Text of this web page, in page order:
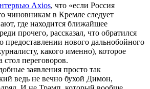
Axios, что «если Россия
чиновникам в Кремле следует
где находится ближайшее
прочего, рассказал, что обратился
предоставлении нового дальнобойного
какого именно), которое
стол переговоров.
заявления просто так
ведь не вечно бухой Димон,